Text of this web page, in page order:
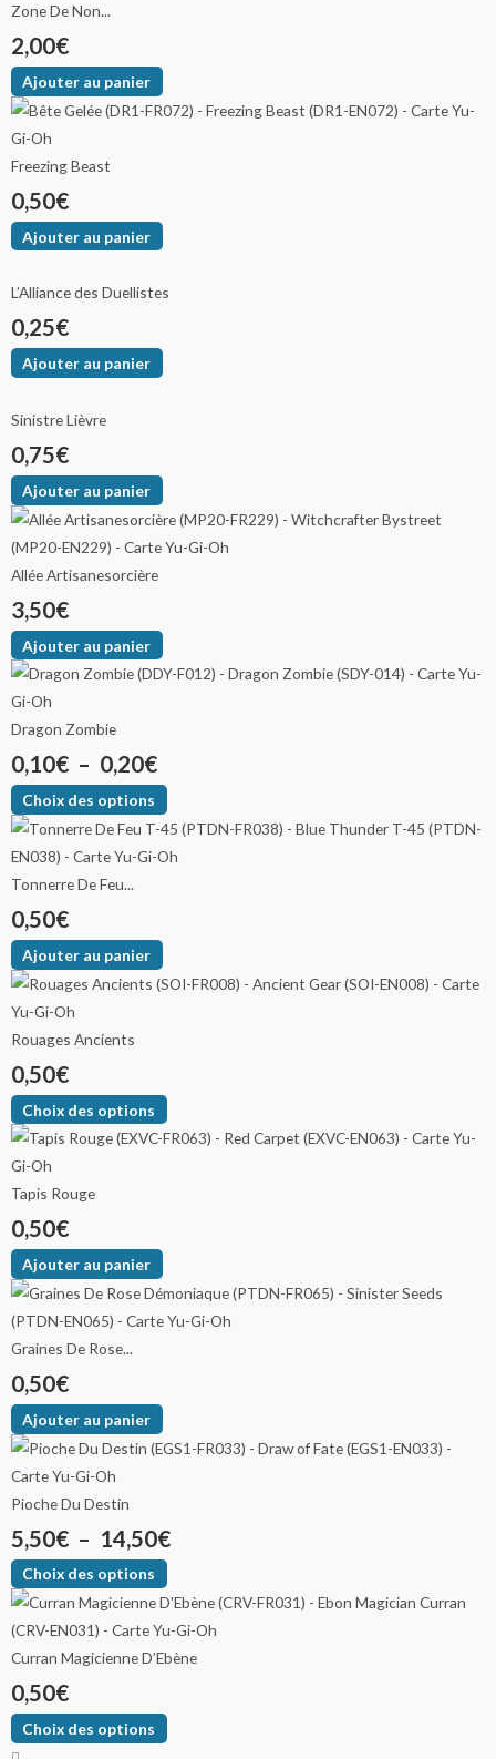
Zone De Non...
2,00€
Ajouter au panier
Freezing Beast
0,50€
Ajouter au panier
L’Alliance des Duellistes
0,25€
Ajouter au panier
Sinistre Lièvre
0,75€
Ajouter au panier
Allée Artisanesorcière
3,50€
Ajouter au panier
Dragon Zombie
0,10€ – 0,20€
Choix des options
Tonnerre De Feu...
0,50€
Ajouter au panier
Rouages Ancients
0,50€
Choix des options
Tapis Rouge
0,50€
Ajouter au panier
Graines De Rose...
0,50€
Ajouter au panier
Pioche Du Destin
5,50€ – 14,50€
Choix des options
Curran Magicienne D’Ebène
0,50€
Choix des options